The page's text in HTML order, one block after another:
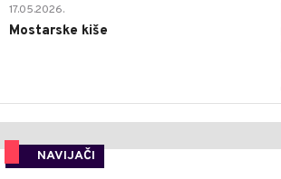
17.05.2026.
Mostarske kiše
NAVIJAČI